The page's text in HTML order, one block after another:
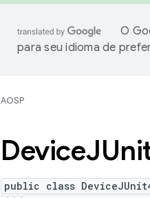
O
para seu idioma de
AOSP
Device
public class